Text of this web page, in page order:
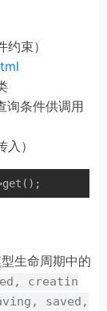
束）
询条件供调用
）
生命周期中的
creatin
saved,